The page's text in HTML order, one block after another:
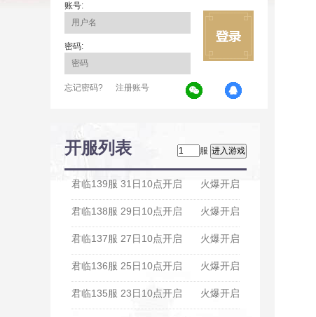
账号:
密码:
忘记密码? 注册账号
开服列表 服
火爆开启
君临139服 31日10点开启
火爆开启
君临138服 29日10点开启
火爆开启
君临137服 27日10点开启
火爆开启
君临136服 25日10点开启
火爆开启
君临135服 23日10点开启